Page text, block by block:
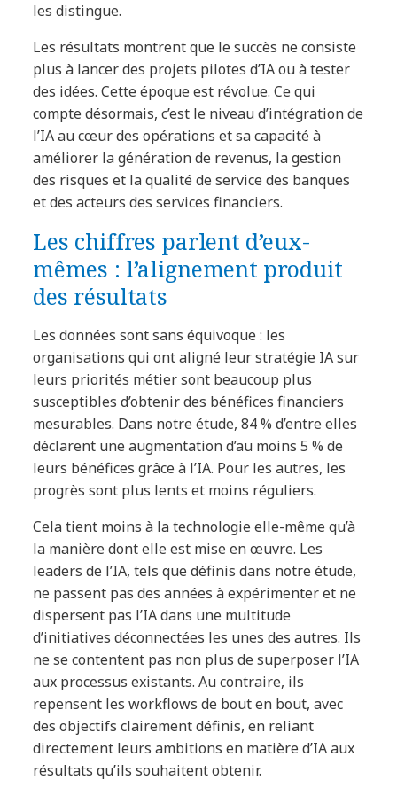
les distingue.
Les résultats montrent que le succès ne consiste
plus à lancer des projets pilotes d’IA ou à tester
des idées. Cette époque est révolue. Ce qui
compte désormais, c’est le niveau d’intégration de
l’IA au cœur des opérations et sa capacité à
améliorer la génération de revenus, la gestion
des risques et la qualité de service des banques
et des acteurs des services financiers.
Les chiffres parlent d’eux-
mêmes : l’alignement produit
des résultats
Les données sont sans équivoque : les
organisations qui ont aligné leur stratégie IA sur
leurs priorités métier sont beaucoup plus
susceptibles d’obtenir des bénéfices financiers
mesurables. Dans notre étude, 84 % d’entre elles
déclarent une augmentation d’au moins 5 % de
leurs bénéfices grâce à l’IA. Pour les autres, les
progrès sont plus lents et moins réguliers.
Cela tient moins à la technologie elle-même qu’à
la manière dont elle est mise en œuvre. Les
leaders de l’IA, tels que définis dans notre étude,
ne passent pas des années à expérimenter et ne
dispersent pas l’IA dans une multitude
d’initiatives déconnectées les unes des autres. Ils
ne se contentent pas non plus de superposer l’IA
aux processus existants. Au contraire, ils
repensent les workflows de bout en bout, avec
des objectifs clairement définis, en reliant
directement leurs ambitions en matière d’IA aux
résultats qu’ils souhaitent obtenir.